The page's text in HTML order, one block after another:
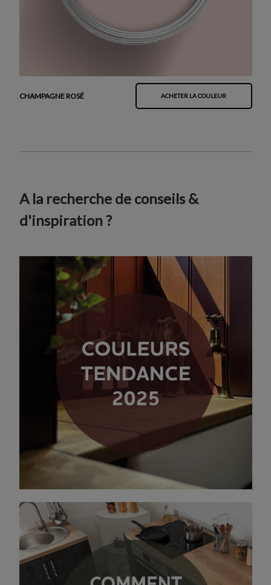
CHAMPAGNE ROSÉ ACHETER LA COULEUR
A la recherche de conseils &
d'inspiration ?